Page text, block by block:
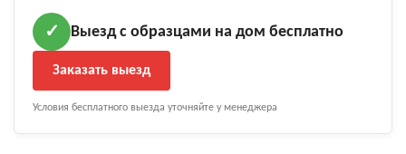
✓ Выезд с образцами на дом бесплатно
Заказать выезд
Условия бесплатного выезда уточняйте у менеджера